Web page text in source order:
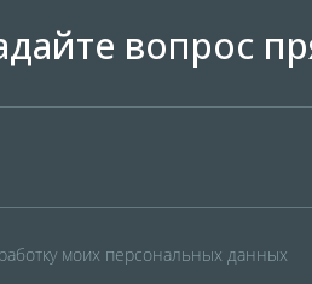
вопрос
моих персональных данных